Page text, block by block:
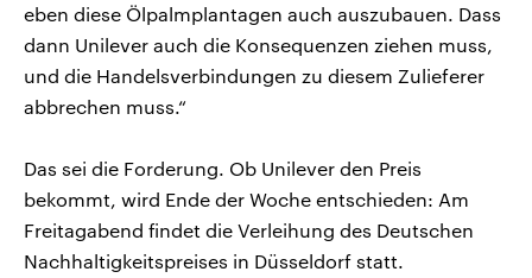
eben diese Ölpalmplantagen auch auszubauen. Dass
dann Unilever auch die Konsequenzen ziehen muss,
und die Handelsverbindungen zu diesem Zulieferer
abbrechen muss.“
Das sei die Forderung. Ob Unilever den Preis
bekommt, wird Ende der Woche entschieden: Am
Freitagabend findet die Verleihung des Deutschen
Nachhaltigkeitspreises in Düsseldorf statt.